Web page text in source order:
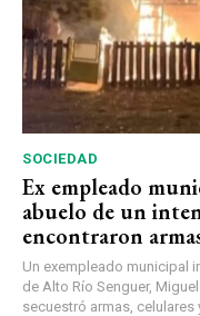
SOCIEDAD
Ex empleado
abuelo de un
encontraron
Un exempleado municipal
de Alto Río Senguer,
secuestró armas,